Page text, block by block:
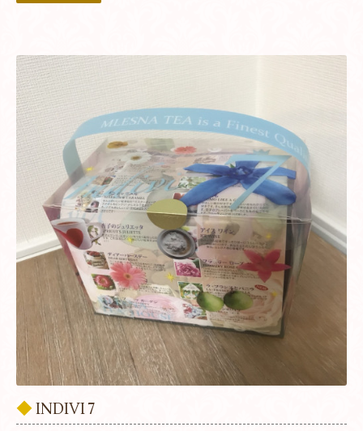
◆INDIVI 7